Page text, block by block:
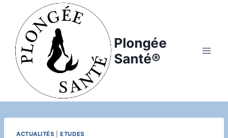
contenu
Plongée
Santé®
ACTUALITÉS |ETUDES